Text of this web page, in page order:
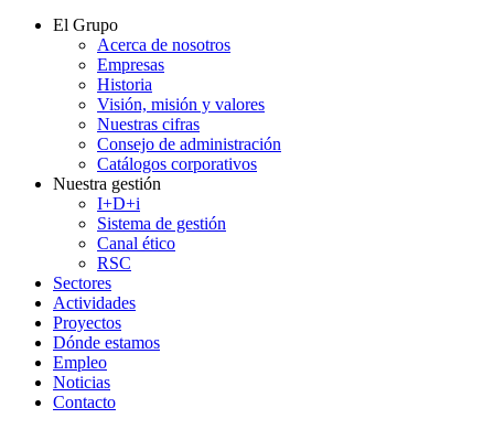
El Grupo
Acerca de nosotros
Empresas
Historia
Visión, misión y valores
Nuestras cifras
Consejo de administración
Catálogos corporativos
Nuestra gestión
I+D+i
Sistema de gestión
Canal ético
RSC
Sectores
Actividades
Proyectos
Dónde estamos
Empleo
Noticias
Contacto